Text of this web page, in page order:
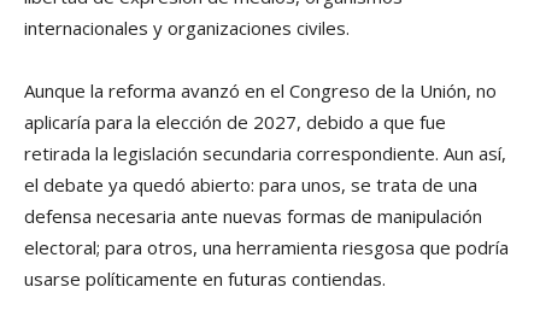
internacionales y organizaciones civiles.
Aunque la reforma avanzó en el Congreso de la Unión, no
aplicaría para la elección de 2027, debido a que fue
retirada la legislación secundaria correspondiente. Aun así,
el debate ya quedó abierto: para unos, se trata de una
defensa necesaria ante nuevas formas de manipulación
electoral; para otros, una herramienta riesgosa que podría
usarse políticamente en futuras contiendas.